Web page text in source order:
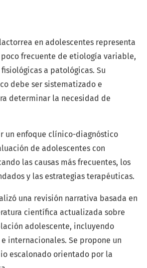
en adolescentes representa
frecuente de etiología variable,
a patológicas. Su
debe ser sistematizado e
determinar la necesidad de
un enfoque clínico-diagnóstico
de adolescentes con
las causas más frecuentes, los
y las estrategias terapéuticas.
una revisión narrativa basada en
científica actualizada sobre
adolescente, incluyendo
internacionales. Se propone un
escalonado orientado por la